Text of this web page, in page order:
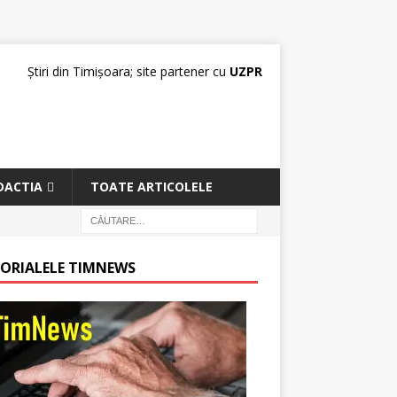
Știri din Timișoara; site partener cu UZPR
TOATE ARTICOLELE
TIMNEWS